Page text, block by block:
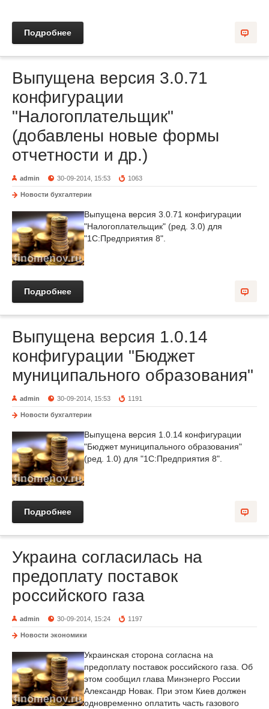
Подробнее
Выпущена версия 3.0.71
конфигурации
"Налогоплательщик"
(добавлены новые формы
отчетности и др.)
admin 30-09-2014, 15:53 1063
Новости бухгалтерии
Выпущена версия 3.0.71 конфигурации
"Налогоплательщик" (ред. 3.0) для
"1С:Предприятия 8".
Подробнее
Выпущена версия 1.0.14
конфигурации "Бюджет
муниципального образования"
admin 30-09-2014, 15:53 1191
Новости бухгалтерии
Выпущена версия 1.0.14 конфигурации
"Бюджет муниципального образования"
(ред. 1.0) для "1С:Предприятия 8".
Подробнее
Украина согласилась на
предоплату поставок
российского газа
admin 30-09-2014, 15:24 1197
Новости экономики
Украинская сторона согласна на
предоплату поставок российского газа. Об
этом сообщил глава Минэнерго России
Александр Новак. При этом Киев должен
одновременно оплатить часть газового